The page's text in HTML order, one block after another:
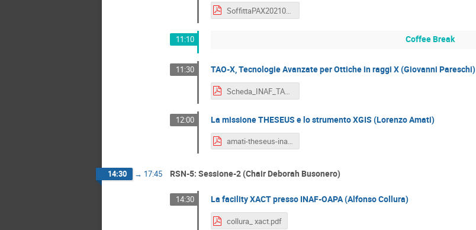
SoffittaPAX20210517_Drive.pdf
11:10 Coffee Break
11:30 TAO-X, Tecnologie Avanzate per Ottiche in raggi X (Giovanni Pareschi)
Scheda_INAF_TAO_X.pdf
12:00 La missione THESEUS e lo strumento XGIS (Lorenzo Amati)
amati-theseus-inaf21-v3.pdf
14:30 → 17:45 RSN-5: Sessione-2 (Chair Deborah Busonero)
14:30 La facility XACT presso INAF-OAPA (Alfonso Collura)
collura_ xact.pdf